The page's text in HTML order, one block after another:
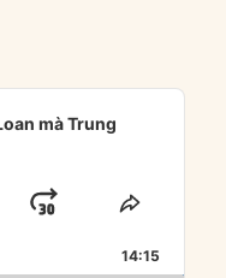
mà Trung
JUMP
FORWARD
SHARE
14:15